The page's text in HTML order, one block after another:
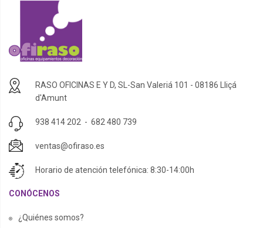
RASO OFICINAS E Y D, SL-San Valeriá 101 - 08186 Lliçá
d'Amunt
938 414 202 - 682 480 739
ventas@ofiraso.es
Horario de atención telefónica: 8:30-14:00h
CONÓCENOS
¿Quiénes somos?